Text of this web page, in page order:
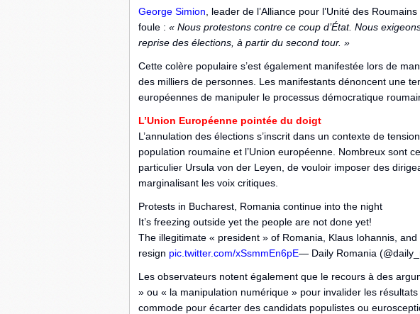
George Simion , leader de l’Alliance pour l’Unité des
foule : « Nous protestons contre ce coup d’État. Nous
reprise des élections, à partir du second tour. »
Cette colère populaire s’est également manifestée lors de
des milliers de personnes. Les manifestants dénoncent une
européennes de manipuler le processus démocratique
L’Union Européenne pointée du doigt
L’annulation des élections s’inscrit dans un contexte de
population roumaine et l’Union européenne. Nombreux sont
particulier Ursula von der Leyen, de vouloir imposer des
marginalisant les voix critiques.
Protests in Bucharest, Romania continue into the night
It’s freezing outside yet the people are not done yet!
The illegitimate « president » of Romania, Klaus Iohannis,
resign pic.twitter.com/xSsmmEn6pE— Daily Romania
Les observateurs notent également que le recours à des
» ou « la manipulation numérique » pour invalider les
commode pour écarter des candidats populistes ou